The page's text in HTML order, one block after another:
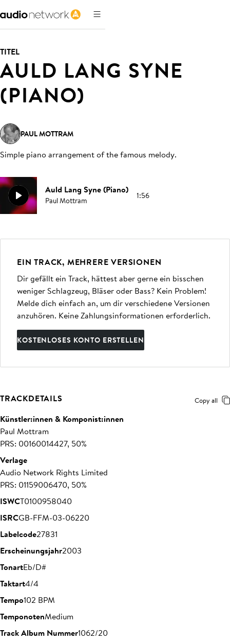
TITEL
AULD LANG SYNE
(PIANO)
PAUL MOTTRAM
Simple piano arrangement of the famous melody.
Auld Lang Syne (Piano)
Paul Mottram 1:56
EIN TRACK, MEHRERE VERSIONEN
Dir gefällt ein Track, hättest aber gerne ein bisschen
weniger Schlagzeug, Bläser oder Bass? Kein Problem!
Melde dich einfach an, um dir verschiedene Versionen
anzuhören. Keine Zahlungsinformationen erforderlich.
KOSTENLOSES KONTO ERSTELLEN
TRACKDETAILS Copy all
Künstler:innen & Komponist:innen
Paul Mottram
PRS: 00160014427, 50%
Verlage
Audio Network Rights Limited
PRS: 01159006470, 50%
ISWCT0100958040
ISRCGB-FFM-03-06220
Labelcode27831
Erscheinungsjahr2003
TonartEb/D#
Taktart4/4
Tempo102 BPM
TemponotenMedium
Track Album Nummer1062/20